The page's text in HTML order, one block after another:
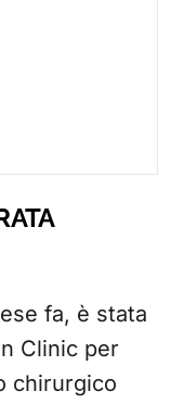
fa, è stata
Clinic per
chirurgico